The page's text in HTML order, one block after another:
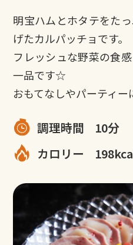
明宝ハムとホタテをた
げたカルパッチョです。
フレッシュな野菜の食
一品です☆
おもてなしやパーティー
調理時間
10分
カロリー